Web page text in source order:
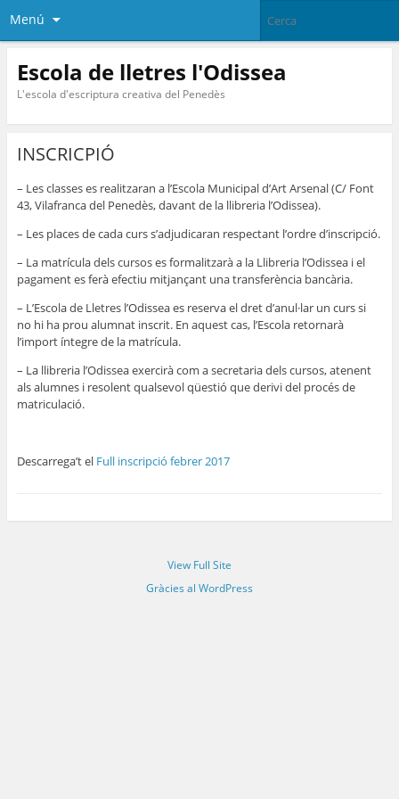
Menú
Escola de lletres l'Odissea
L'escola d'escriptura creativa del Penedès
INSCRICPIÓ
– Les classes es realitzaran a l’Escola Municipal d’Art Arsenal (C/ Font
43, Vilafranca del Penedès, davant de la llibreria l’Odissea).
– Les places de cada curs s’adjudicaran respectant l’ordre d’inscripció.
– La matrícula dels cursos es formalitzarà a la Llibreria l’Odissea i el
pagament es ferà efectiu mitjançant una transferència bancària.
– L’Escola de Lletres l’Odissea es reserva el dret d’anul·lar un curs si
no hi ha prou alumnat inscrit. En aquest cas, l’Escola retornarà
l’import íntegre de la matrícula.
– La llibreria l’Odissea exercirà com a secretaria dels cursos, atenent
als alumnes i resolent qualsevol qüestió que derivi del procés de
matriculació.
Descarrega’t el Full inscripció febrer 2017
View Full Site
Gràcies al WordPress